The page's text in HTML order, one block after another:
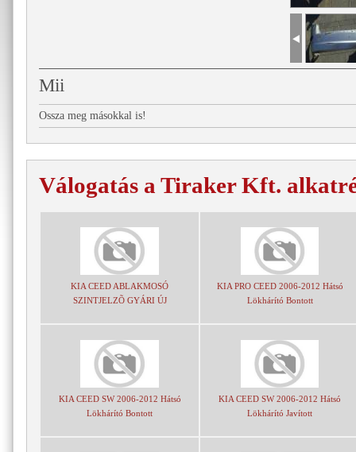
Mii
Ossza meg másokkal is!
Válogatás a Tiraker Kft.
KIA CEED ABLAKMOSÓ
SZINTJELZÕ GYÁRI ÚJ
KIA PRO CEED 2006-2012 Hátsó
Lökhárító Bontott
KIA CEED SW 2006-2012 Hátsó
Lökhárító Bontott
KIA CEED SW 2006-2012 Hátsó
Lökhárító Javított